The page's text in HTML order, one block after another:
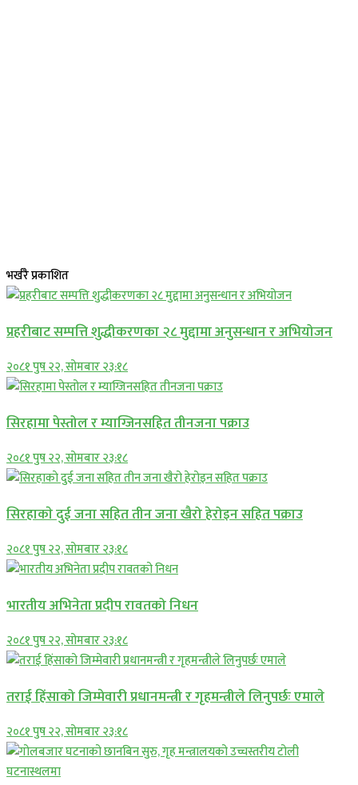
भर्खरै प्रकाशित
प्रहरीबाट सम्पत्ति शुद्धीकरणका २८ मुद्दामा अनुसन्धान र अभियोजन
२०८१ पुष २२, सोमबार २३:१८
सिरहामा पेस्तोल र म्याग्जिनसहित तीनजना पक्राउ
२०८१ पुष २२, सोमबार २३:१८
सिरहाकाे दुई जना सहित तीन जना खैरो हेरोइन सहित पक्राउ
२०८१ पुष २२, सोमबार २३:१८
भारतीय अभिनेता प्रदीप रावतको निधन
२०८१ पुष २२, सोमबार २३:१८
तराई हिंसाको जिम्मेवारी प्रधानमन्त्री र गृहमन्त्रीले लिनुपर्छः एमाले
२०८१ पुष २२, सोमबार २३:१८